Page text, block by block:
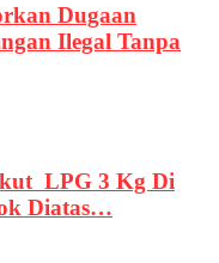
Dugaan
Ilegal Tanpa
LPG 3 Kg Di
Diatas…